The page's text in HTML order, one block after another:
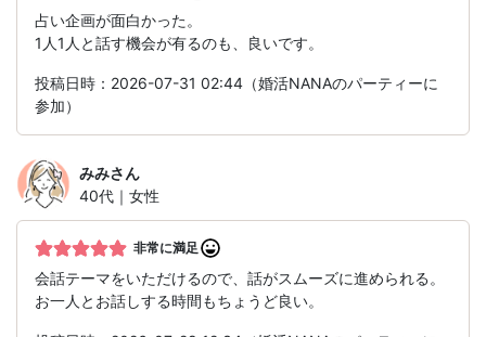
占い企画が面白かった。
1人1人と話す機会が有るのも、良いです。
投稿日時：2026-07-31 02:44（婚活NANAのパーティーに
参加）
みみさん
40代｜女性
非常に満足
会話テーマをいただけるので、話がスムーズに進められる。
お一人とお話しする時間もちょうど良い。